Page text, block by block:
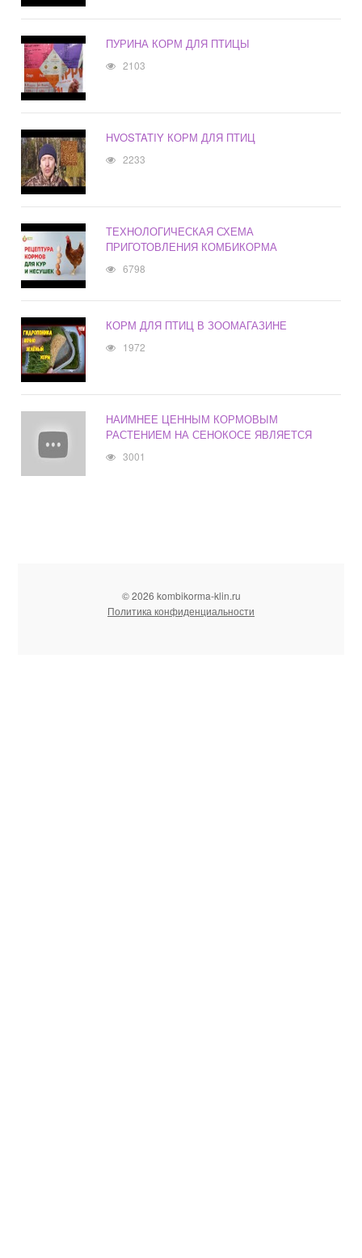
ПУРИНА КОРМ ДЛЯ ПТИЦЫ
2103
HVOSTATIY КОРМ ДЛЯ ПТИЦ
2233
ТЕХНОЛОГИЧЕСКАЯ СХЕМА
ПРИГОТОВЛЕНИЯ КОМБИКОРМА
6798
КОРМ ДЛЯ ПТИЦ В ЗООМАГАЗИНЕ
1972
НАИМНЕЕ ЦЕННЫМ КОРМОВЫМ
РАСТЕНИЕМ НА СЕНОКОСЕ ЯВЛЯЕТСЯ
3001
© 2026 kombikorma-klin.ru
Политика конфиденциальности